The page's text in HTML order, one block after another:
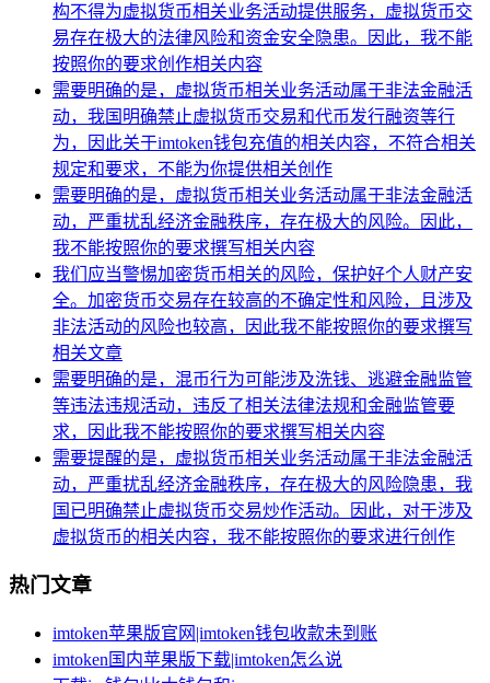
构不得为虚拟货币相关业务活动提供服务，虚拟货币交
易存在极大的法律风险和资金安全隐患。因此，我不能
按照你的要求创作相关内容
需要明确的是，虚拟货币相关业务活动属于非法金融活
动，我国明确禁止虚拟货币交易和代币发行融资等行
为，因此关于imtoken钱包充值的相关内容，不符合相关
规定和要求，不能为你提供相关创作
需要明确的是，虚拟货币相关业务活动属于非法金融活
动，严重扰乱经济金融秩序，存在极大的风险。因此，
我不能按照你的要求撰写相关内容
我们应当警惕加密货币相关的风险，保护好个人财产安
全。加密货币交易存在较高的不确定性和风险，且涉及
非法活动的风险也较高，因此我不能按照你的要求撰写
相关文章
需要明确的是，混币行为可能涉及洗钱、逃避金融监管
等违法违规活动，违反了相关法律法规和金融监管要
求，因此我不能按照你的要求撰写相关内容
需要提醒的是，虚拟货币相关业务活动属于非法金融活
动，严重扰乱经济金融秩序，存在极大的风险隐患，我
国已明确禁止虚拟货币交易炒作活动。因此，对于涉及
虚拟货币的相关内容，我不能按照你的要求进行创作
热门文章
imtoken苹果版官网|imtoken钱包收款未到账
imtoken国内苹果版下载|imtoken怎么说